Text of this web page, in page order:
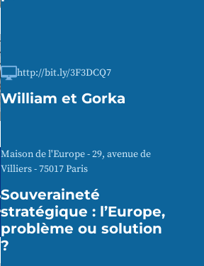
http://bit.ly/3F3DCQ7
William et Gorka
Maison de l'Europe - 29, avenue de
Villiers - 75017 Paris
Souveraineté
stratégique : l’Europe,
problème ou solution
?